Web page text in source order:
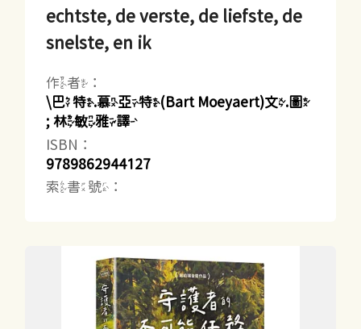
echtste, de verste, de liefste, de
snelste, en ik
作者：
\巴特.慕亞特(Bart Moeyaert)文.圖
; 林敏雅譯
ISBN：
9789862944127
索書號：